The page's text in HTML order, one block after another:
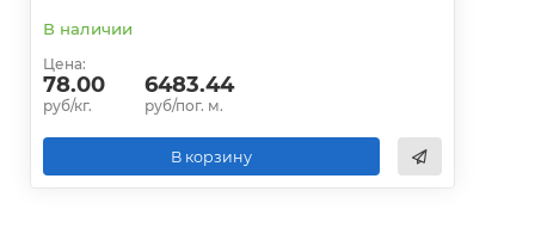
В наличии
Цена:
78.00
руб/кг.
6483.44
руб/пог. м.
В корзину